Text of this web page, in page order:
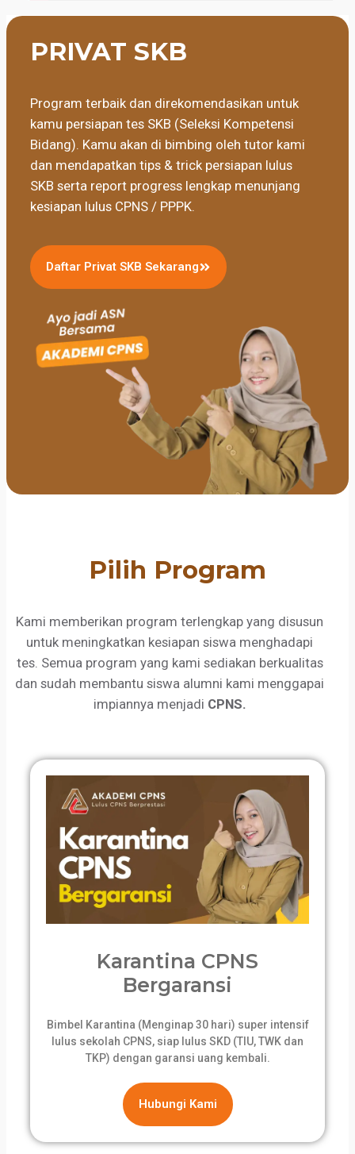
PRIVAT SKB
Program terbaik dan direkomendasikan untuk
kamu persiapan tes SKB (Seleksi Kompetensi
Bidang). Kamu akan di bimbing oleh tutor kami
dan mendapatkan tips & trick persiapan lulus
SKB serta report progress lengkap menunjang
kesiapan lulus CPNS / PPPK.
Daftar Privat SKB Sekarang
Pilih Program
Kami memberikan program terlengkap yang disusun
untuk meningkatkan kesiapan siswa menghadapi
tes. Semua program yang kami sediakan berkualitas
dan sudah membantu siswa alumni kami menggapai
impiannya menjadi CPNS.
Karantina CPNS
Bergaransi
Bimbel Karantina (Menginap 30 hari) super intensif
lulus sekolah CPNS, siap lulus SKD (TIU, TWK dan
TKP) dengan garansi uang kembali.
Hubungi Kami